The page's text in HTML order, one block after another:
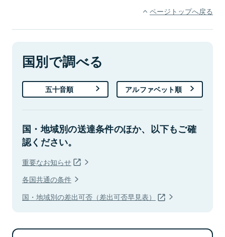
ページトップへ戻る
国別で調べる
五十音順 アルファベット順
国・地域別の送達条件のほか、以下もご確
認ください。
重要なお知らせ
各国共通の条件
国・地域別の差出可否（差出可否早見表）